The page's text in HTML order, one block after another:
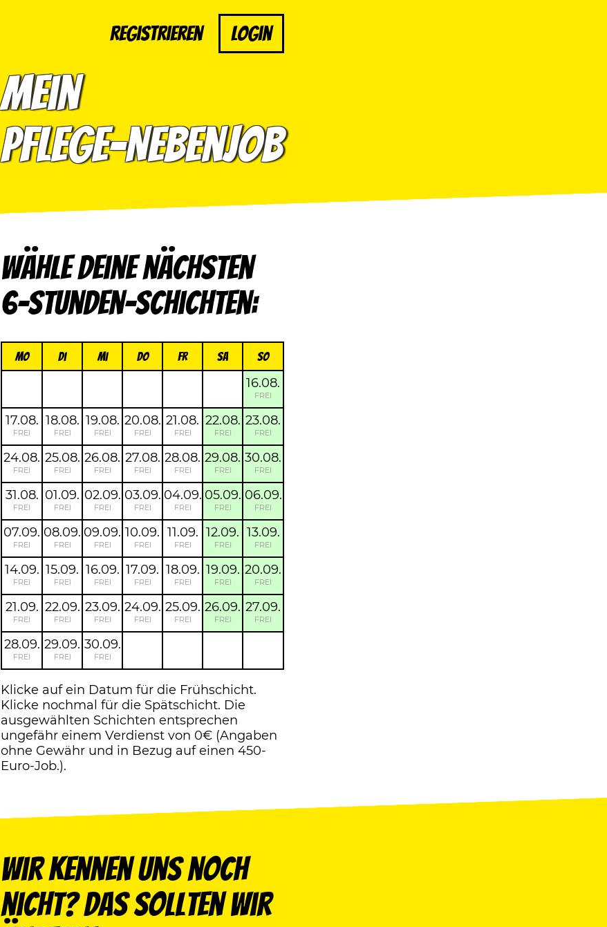
Registrieren Login
Mein
Pflege-Nebenjob
Wähle deine nächsten
6-Stunden-Schichten:
Mo Di Mi Do FR Sa So
16.08.
FREI
17.08.
FREI
18.08.
FREI
19.08.
FREI
20.08.
FREI
21.08.
FREI
22.08.
FREI
23.08.
FREI
24.08.
FREI
25.08.
FREI
26.08.
FREI
27.08.
FREI
28.08.
FREI
29.08.
FREI
30.08.
FREI
31.08.
FREI
01.09.
FREI
02.09.
FREI
03.09.
FREI
04.09.
FREI
05.09.
FREI
06.09.
FREI
07.09.
FREI
08.09.
FREI
09.09.
FREI
10.09.
FREI
11.09.
FREI
12.09.
FREI
13.09.
FREI
14.09.
FREI
15.09.
FREI
16.09.
FREI
17.09.
FREI
18.09.
FREI
19.09.
FREI
20.09.
FREI
21.09.
FREI
22.09.
FREI
23.09.
FREI
24.09.
FREI
25.09.
FREI
26.09.
FREI
27.09.
FREI
28.09.
FREI
29.09.
FREI
30.09.
FREI
Klicke auf ein Datum für die Frühschicht.
Klicke nochmal für die Spätschicht. Die
ausgewählten Schichten entsprechen
ungefähr einem Verdienst von 0€ (Angaben
ohne Gewähr und in Bezug auf einen 450-
Euro-Job.).
Wir kennen uns noch
nicht? Das sollten wir